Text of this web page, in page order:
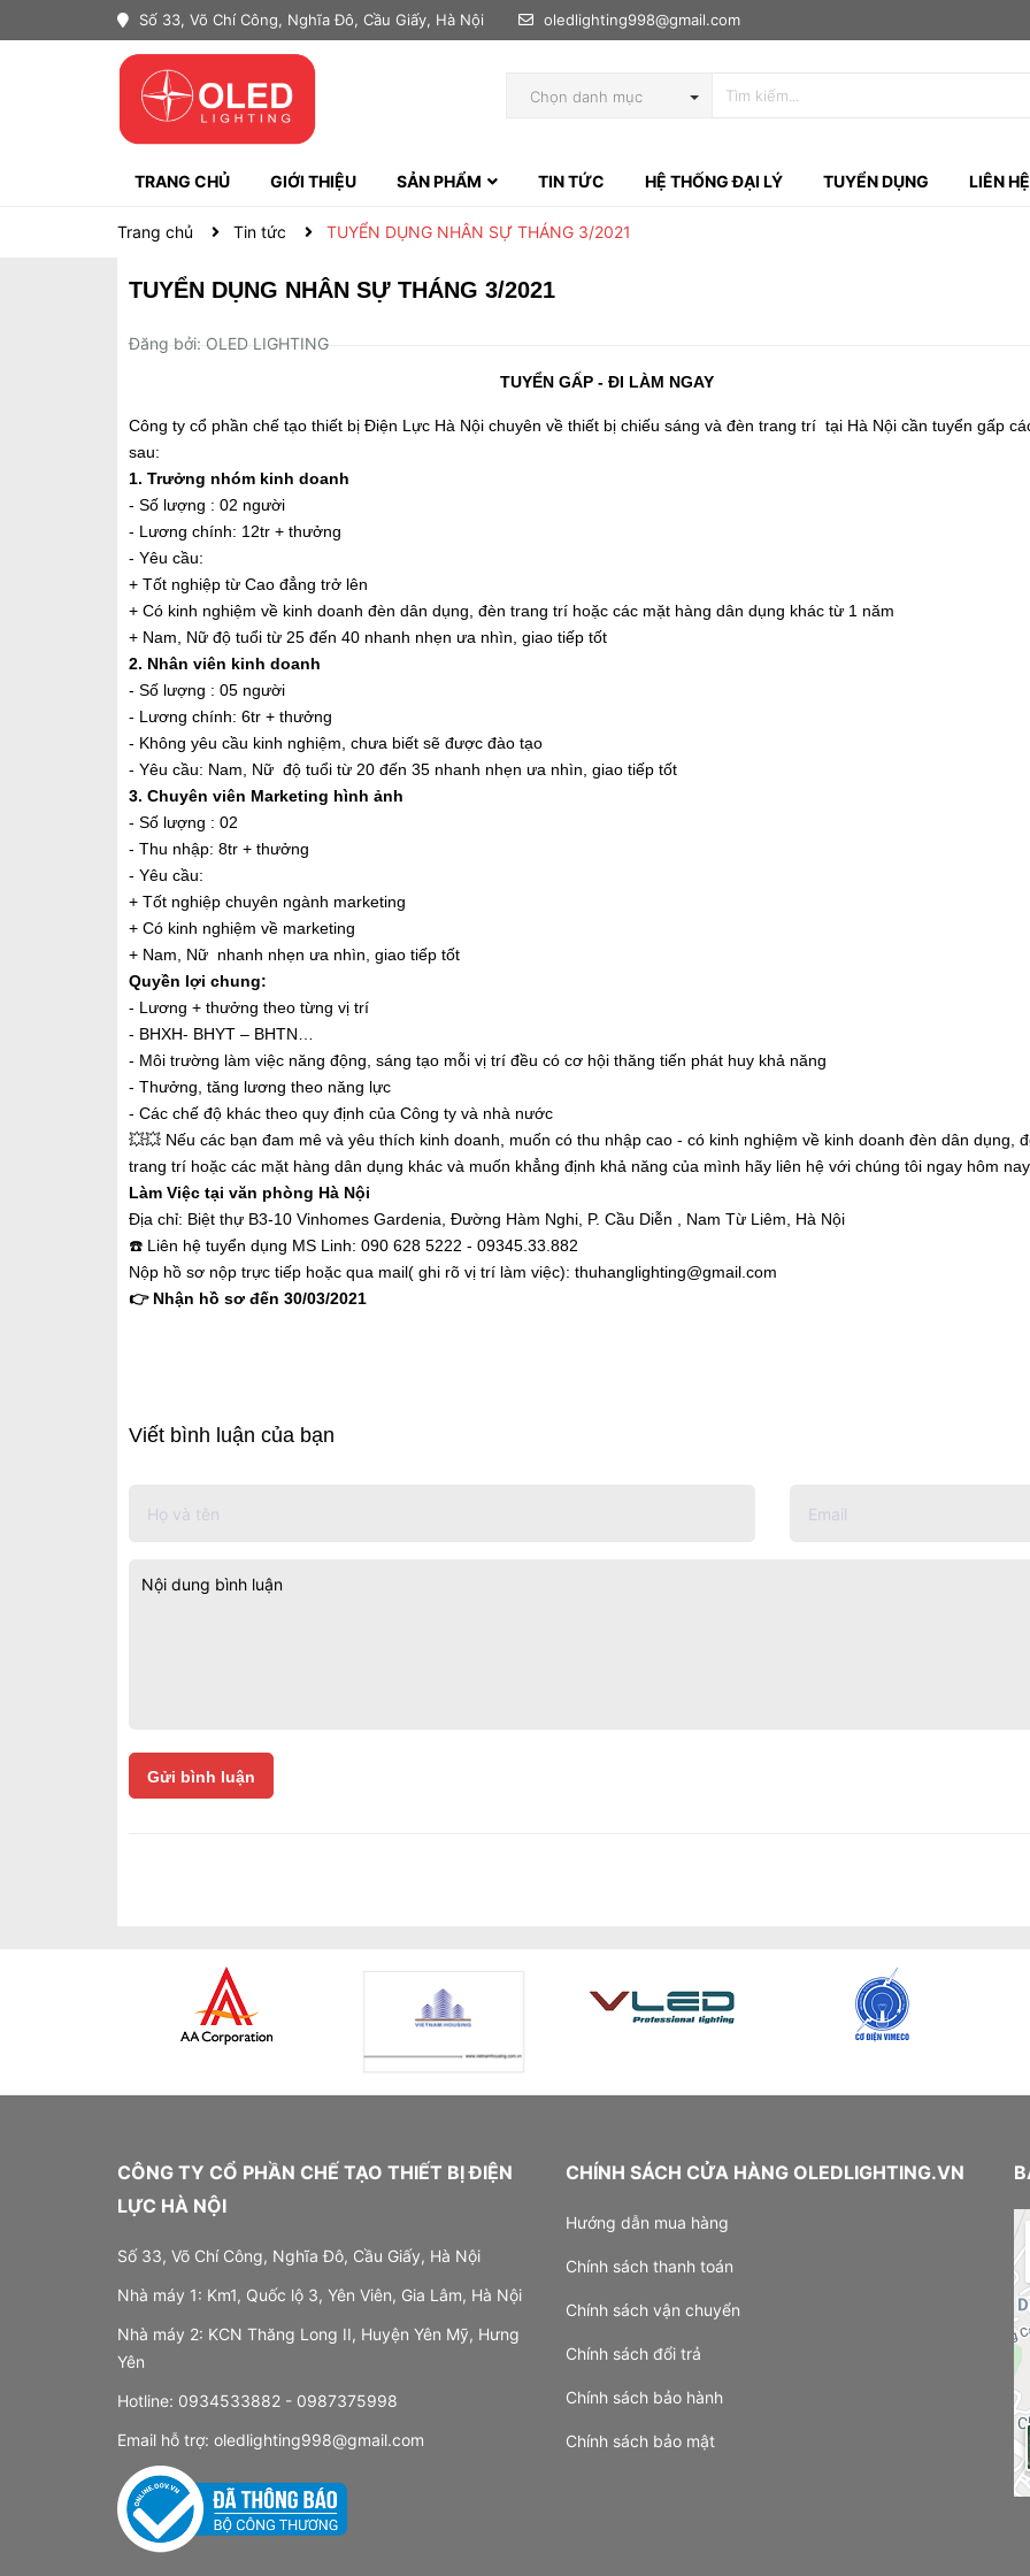
Số 33, Võ Chí Công, Nghĩa Đô, Cầu Giấy, Hà Nội oledlighting998@gmail.com
Chọn danh mục
TRANG CHỦ GIỚI THIỆU SẢN PHẨM TIN TỨC HỆ THỐNG ĐẠI LÝ TUYỂN DỤNG LIÊN HỆ
Trang chủ Tin tức TUYỂN DỤNG NHÂN SỰ THÁNG 3/2021
TUYỂN DỤNG NHÂN SỰ THÁNG 3/2021
Đăng bởi: OLED LIGHTING
TUYỂN GẤP - ĐI LÀM NGAY
Công ty cổ phần chế tạo thiết bị Điện Lực Hà Nội chuyên về thiết bị chiếu sáng và đèn trang trí tại Hà Nội cần tuyển gấp
sau:
1. Trưởng nhóm kinh doanh
- Số lượng : 02 người
- Lương chính: 12tr + thưởng
- Yêu cầu:
+ Tốt nghiệp từ Cao đẳng trở lên
+ Có kinh nghiệm về kinh doanh đèn dân dụng, đèn trang trí hoặc các mặt hàng dân dụng khác từ 1 năm
+ Nam, Nữ độ tuổi từ 25 đến 40 nhanh nhẹn ưa nhìn, giao tiếp tốt
2. Nhân viên kinh doanh
- Số lượng : 05 người
- Lương chính: 6tr + thưởng
- Không yêu cầu kinh nghiệm, chưa biết sẽ được đào tạo
- Yêu cầu: Nam, Nữ độ tuổi từ 20 đến 35 nhanh nhẹn ưa nhìn, giao tiếp tốt
3. Chuyên viên Marketing hình ảnh
- Số lượng : 02
- Thu nhập: 8tr + thưởng
- Yêu cầu:
+ Tốt nghiệp chuyên ngành marketing
+ Có kinh nghiệm về marketing
+ Nam, Nữ nhanh nhẹn ưa nhìn, giao tiếp tốt
Quyền lợi chung:
- Lương + thưởng theo từng vị trí
- BHXH- BHYT – BHTN…
- Môi trường làm việc năng động, sáng tạo mỗi vị trí đều có cơ hội thăng tiến phát huy khả năng
- Thưởng, tăng lương theo năng lực
- Các chế độ khác theo quy định của Công ty và nhà nước
💥💥 Nếu các bạn đam mê và yêu thích kinh doanh, muốn có thu nhập cao - có kinh nghiệm về kinh doanh đèn dân dụng,
trang trí hoặc các mặt hàng dân dụng khác và muốn khẳng định khả năng của mình hãy liên hệ với chúng tôi ngay hôm nay
Làm Việc tại văn phòng Hà Nội
Địa chỉ: Biệt thự B3-10 Vinhomes Gardenia, Đường Hàm Nghi, P. Cầu Diễn , Nam Từ Liêm, Hà Nội
☎️ Liên hệ tuyển dụng MS Linh: 090 628 5222 - 09345.33.882
Nộp hồ sơ nộp trực tiếp hoặc qua mail( ghi rõ vị trí làm việc): thuhanglighting@gmail.com
👉 Nhận hồ sơ đến 30/03/2021
Viết bình luận của bạn
Gửi bình luận
CÔNG TY CỔ PHẦN CHẾ TẠO THIẾT BỊ ĐIỆN
LỰC HÀ NỘI
Số 33, Võ Chí Công, Nghĩa Đô, Cầu Giấy, Hà Nội
Nhà máy 1: Km1, Quốc lộ 3, Yên Viên, Gia Lâm, Hà Nội
Nhà máy 2: KCN Thăng Long II, Huyện Yên Mỹ, Hưng
Yên
Hotline: 0934533882 - 0987375998
Email hỗ trợ: oledlighting998@gmail.com
CHÍNH SÁCH CỬA HÀNG OLEDLIGHTING.VN
Hướng dẫn mua hàng
Chính sách thanh toán
Chính sách vận chuyển
Chính sách đổi trả
Chính sách bảo hành
Chính sách bảo mật